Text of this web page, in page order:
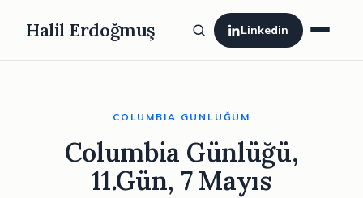
Halil Erdoğmuş Linkedin
COLUMBIA GÜNLÜĞÜM
Columbia Günlüğü,
11.Gün, 7 Mayıs